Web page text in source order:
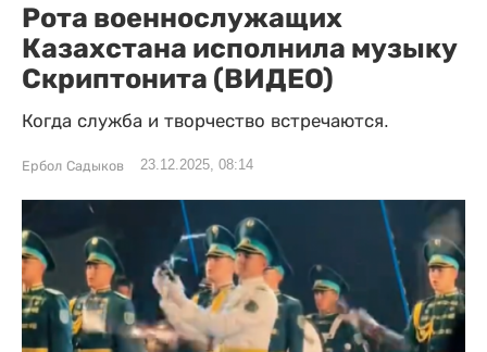
Рота военнослужащих
Казахстана исполнила музыку
Скриптонита (ВИДЕО)
Когда служба и творчество встречаются.
Ербол Садыков 23.12.2025, 08:14